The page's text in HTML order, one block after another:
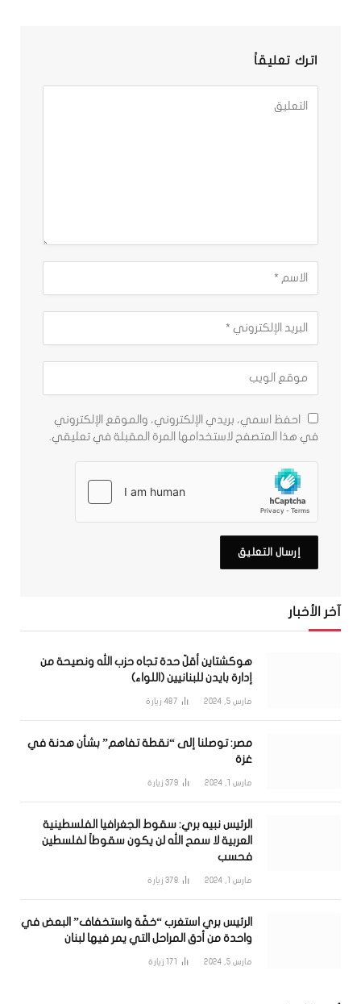
اترك تعليقاً
احفظ اسمي، بريدي الإلكتروني، والموقع الإلكتروني
في هذا المتصفح لاستخدامها المرة المقبلة في تعليقي.
آخر الأخبار
هوكشتاين أقلّ حدة تجاه حزب الله ونصيحة من
إدارة بايدن للبنانيين (اللواء)
مارس 5, 2024 487 زيارة
مصر: توصلنا إلى “نقطة تفاهم” بشأن هدنة في
غزة
مارس 1, 2024 379 زيارة
الرئيس نبيه بري: سقوط الجغرافيا الفلسطينية
العربية لا سمح الله لن يكون سقوطاً لفلسطين
فحسب
مارس 1, 2024 378 زيارة
الرئيس بري استغرب “خفّة واستخفاف” البعض في
واحدة من أدق المراحل التي يمر فيها لبنان
مارس 5, 2024 171 زيارة